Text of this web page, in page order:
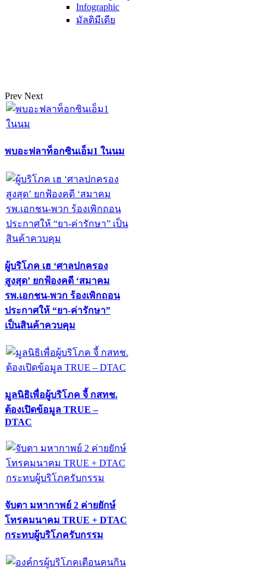
Infographic
มัลติมีเดีย
Prev Next
พบอะฟลาท็อกซินเอ็ม1 ในนม
ผู้บริโภค เฮ ‘ศาลปกครอง
สูงสุด’ ยกฟ้องคดี ‘สมาคม
รพ.เอกชน-พวก ร้องเพิกถอน
ประกาศให้ “ยา-ค่ารักษา”
เป็นสินค้าควบคุม
มูลนิธิเพื่อผู้บริโภค จี้ กสทช.
ต้องเปิดข้อมูล TRUE –
DTAC
จับตา มหากาพย์ 2 ค่ายยักษ์
โทรคมนาคม TRUE + DTAC
กระทบผู้บริโภครับกรรม